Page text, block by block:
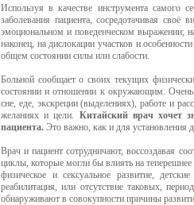
Используя в качестве инструмента самого
заболевания пациента, сосредотачивая своё
эмоциональном и поведенческом выражении;
наконец, на дислокации участков и
общем состоянии силы или слабости.
Больной сообщает о своих текущих
состоянии и отношении к окружающим. Очень
сне, еде, экскреции (выделениях), работе и
желаниях и цели. Китайский врач хочет
пациента. Это важно, как и для установления
Врач и пациент сотрудничают, воссоздавая
циклы, которые могли бы влиять на
физическое и сексуальное развитие,
реабилитация, или отсутствие таковых,
обнаруживают в совокупности причины